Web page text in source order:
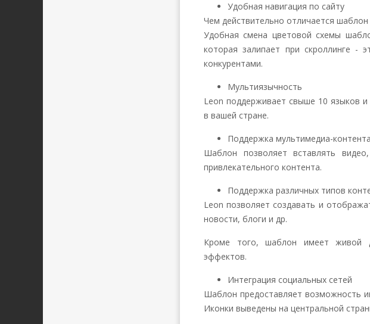
Удобная навигация по сайту
Чем действительно отличается
Удобная смена цветовой схемы
которая залипает при скроллинге -
конкурентами.
Мультиязычность
Leon поддерживает свыше 10 языков
в вашей стране.
Поддержка мультимедиа-контента
Шаблон позволяет вставлять
привлекательного контента.
Поддержка различных типов
Leon позволяет создавать и
новости, блоги и др.
Кроме того, шаблон имеет живой
эффектов.
Интеграция социальных сетей
Шаблон предоставляет возможность
Иконки выведены на центральной